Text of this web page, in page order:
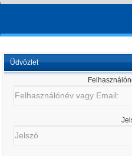
Üdvözlet